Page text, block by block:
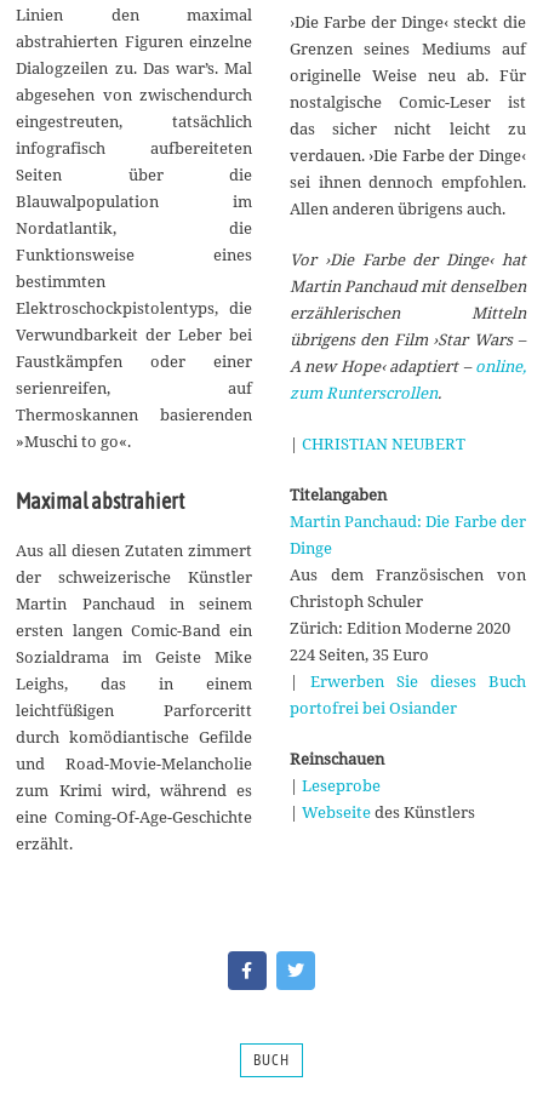
Linien den maximal
abstrahierten Figuren einzelne
Dialogzeilen zu. Das war’s. Mal
abgesehen von zwischendurch
eingestreuten, tatsächlich
infografisch aufbereiteten
Seiten über die
Blauwalpopulation im
Nordatlantik, die
Funktionsweise eines
bestimmten
Elektroschockpistolentyps, die
Verwundbarkeit der Leber bei
Faustkämpfen oder einer
serienreifen, auf
Thermoskannen basierenden
»Muschi to go«.
Maximal abstrahiert
Aus all diesen Zutaten zimmert
der schweizerische Künstler
Martin Panchaud in seinem
ersten langen Comic-Band ein
Sozialdrama im Geiste Mike
Leighs, das in einem
leichtfüßigen Parforceritt
durch komödiantische Gefilde
und Road-Movie-Melancholie
zum Krimi wird, während es
eine Coming-Of-Age-Geschichte
erzählt.
›Die Farbe der Dinge‹ steckt die
Grenzen seines Mediums auf
originelle Weise neu ab. Für
nostalgische Comic-Leser ist
das sicher nicht leicht zu
verdauen. ›Die Farbe der Dinge‹
sei ihnen dennoch empfohlen.
Allen anderen übrigens auch.
Vor ›Die Farbe der Dinge‹ hat
Martin Panchaud mit denselben
erzählerischen Mitteln
übrigens den Film ›Star Wars –
A new Hope‹ adaptiert –online,
zum Runterscrollen.
| CHRISTIAN NEUBERT
Titelangaben
Martin Panchaud: Die Farbe der
Dinge
Aus dem Französischen von
Christoph Schuler
Zürich: Edition Moderne 2020
224 Seiten, 35 Euro
| Erwerben Sie dieses Buch
portofrei bei Osiander
Reinschauen
| Leseprobe
| Webseitedes Künstlers
BUCH